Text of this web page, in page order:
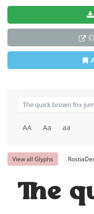
AA Aa aa
View all Glyphs
The